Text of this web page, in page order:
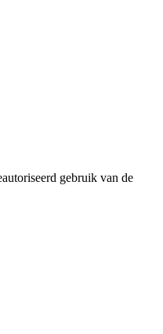
gebruik van de